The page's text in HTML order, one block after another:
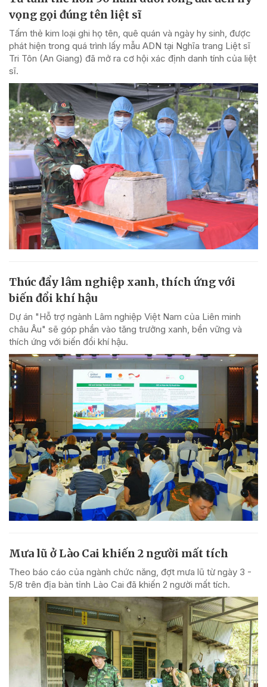
vọng gọi đúng tên liệt sĩ
Tấm thẻ kim loại ghi họ tên, quê quán và ngày hy sinh, được
phát hiện trong quá trình lấy mẫu ADN tại Nghĩa trang Liệt sĩ
Tri Tôn (An Giang) đã mở ra cơ hội xác định danh tính của liệt
sĩ.
Thúc đẩy lâm nghiệp xanh, thích ứng với
biến đổi khí hậu
Dự án "Hỗ trợ ngành Lâm nghiệp Việt Nam của Liên minh
châu Âu" sẽ góp phần vào tăng trưởng xanh, bền vững và
thích ứng với biến đổi khí hậu.
Mưa lũ ở Lào Cai khiến 2 người mất tích
Theo báo cáo của ngành chức năng, đợt mưa lũ từ ngày 3 -
5/8 trên địa bàn tỉnh Lào Cai đã khiến 2 người mất tích.